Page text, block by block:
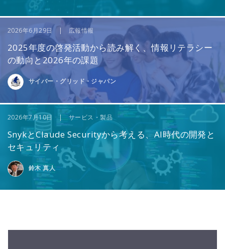
2026年6月29日 | 広報情報
2025年度の啓発活動から読み解く、情報リテラシー
の動向と2026年の課題
サイバー・グリッド・ジャパン
2026年7月10日 | サービス・製品
SnykとClaude Securityから考える、AI時代の開発と
セキュリティ
鈴木 真人